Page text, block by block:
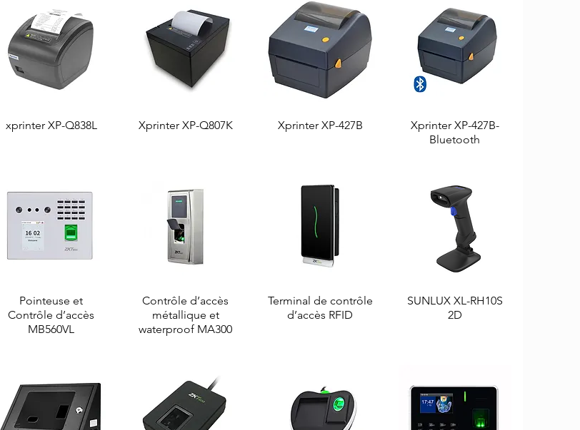
Aperçu rapide
xprinter XP-Q838L Aperçu rapide
Xprinter XP-Q807K Aperçu rapide
Xprinter XP-427B Aperçu rapide
Xprinter XP-427B-
Bluetooth
Aperçu rapide
Pointeuse et
Contrôle d’accès
MB560VL
Aperçu rapide
Contrôle d’accès
métallique et
waterproof MA300
Aperçu rapide
Terminal de contrôle
d’accès RFID
Aperçu rapide
SUNLUX XL-RH10S
2D